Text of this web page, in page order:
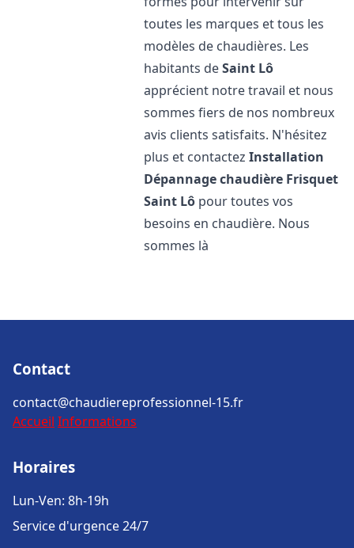
toutes les marques et tous les
modèles de chaudières. Les
habitants deSaint Lô
apprécient notre travail et nous
sommes fiers de nos nombreux
avis clients satisfaits. N'hésitez
plus et contactezInstallation
Dépannage chaudière Frisquet
Saint Lô pour toutes vos
besoins en chaudière. Nous
sommes là
Contact
contact@chaudiereprofessionnel-15.fr
Accueil Informations
Horaires
Lun-Ven: 8h-19h
Service d'urgence 24/7